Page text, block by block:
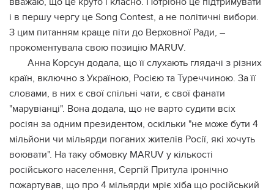
і в першу чергу це Song Contest, а не політичні вибори.
З цим питанням краще піти до Верховної Ради, –
прокоментувала свою позицію MARUV.
Анна Корсун додала, що її слухають глядачі з різних
країн, включно з Україною, Росією та Туреччиною. За її
словами, в них є свої спільні чати, є свої фанати
"марувіанці". Вона додала, що не варто судити всіх
росіян за одним президентом, оскільки "не може бути 4
мільйони чи мільярди поганих жителів Росії, які хочуть
воювати". На таку обмовку MARUV у кількості
російського населення, Сергій Притула іронічно
пожартував, що про 4 мільярди мріє хіба що російський